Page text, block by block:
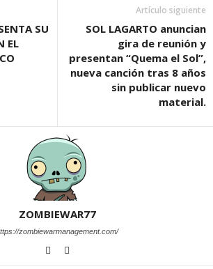
SU
EL
Artículo siguiente
SOL LAGARTO anuncian
gira de reunión y
presentan “Quema el Sol”,
nueva canción tras 8 años
sin publicar nuevo
material.
ZOMBIEWAR77
zombiewarmanagement.com/